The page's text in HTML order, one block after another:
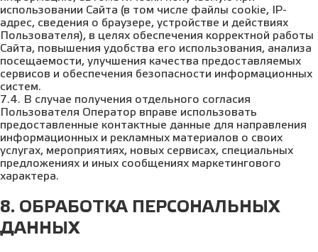
использовании Сайта (в том числе файлы cookie, IP-
адрес, сведения о браузере, устройстве и действиях
Пользователя), в целях обеспечения корректной работы
Сайта, повышения удобства его использования, анализа
посещаемости, улучшения качества предоставляемых
сервисов и обеспечения безопасности информационных
систем.
7.4. В случае получения отдельного согласия
Пользователя Оператор вправе использовать
предоставленные контактные данные для направления
информационных и рекламных материалов о своих
услугах, мероприятиях, новых сервисах, специальных
предложениях и иных сообщениях маркетингового
характера.
8. ОБРАБОТКА ПЕРСОНАЛЬНЫХ
ДАННЫХ